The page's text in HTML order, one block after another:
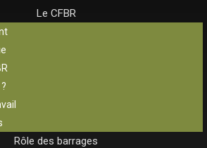
Le CFBR
Rôle des barrages